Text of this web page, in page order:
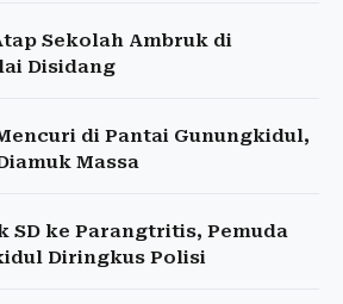
Sekolah Ambruk di
Disidang
di Pantai Gunungkidul,
Massa
SD ke Parangtritis, Pemuda
Diringkus Polisi